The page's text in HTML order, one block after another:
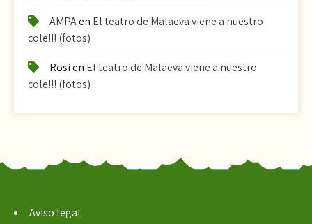
AMPAen El teatro de Malaeva viene a nuestro
cole!!! (fotos)
Rosien El teatro de Malaeva viene a nuestro
cole!!! (fotos)
Aviso legal